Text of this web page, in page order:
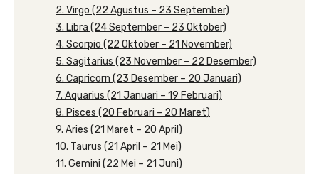
2. Virgo (22 Agustus – 23 September)
3. Libra (24 September – 23 Oktober)
4. Scorpio (22 Oktober – 21 November)
5. Sagitarius (23 November – 22 Desember)
6. Capricorn (23 Desember – 20 Januari)
7. Aquarius (21 Januari – 19 Februari)
8. Pisces (20 Februari – 20 Maret)
9. Aries (21 Maret – 20 April)
10. Taurus (21 April – 21 Mei)
11. Gemini (22 Mei – 21 Juni)